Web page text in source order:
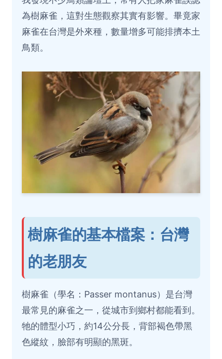
為樹麻雀，這對生態觀察其實有影響。畢竟家
麻雀在台灣是外來種，數量增多可能排擠本土
鳥類。
樹麻雀的基本檔案：台灣
的老朋友
樹麻雀（學名：Passer montanus）是台灣
最常見的麻雀之一，從城市到鄉村都能看到。
牠的體型小巧，約14公分長，背部褐色帶黑
色縱紋，臉部有明顯的黑斑。